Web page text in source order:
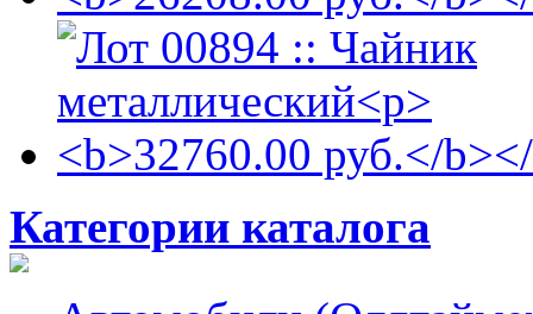
Категории каталога